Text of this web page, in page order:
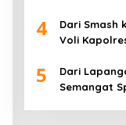
4
Dari Smash
Voli
80
5
Dari
Semangat